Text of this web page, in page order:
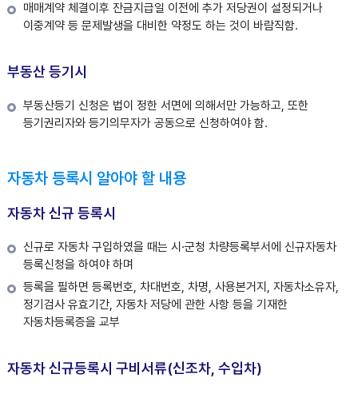
매매계약 체결이후 잔금지급일 이전에 추가 저당권이 설정되거나
이중계약 등 문제발생을 대비한 약정도 하는 것이 바람직함.
부동산 등기시
부동산등기 신청은 법이 정한 서면에 의해서만 가능하고, 또한
등기권리자와 등기의무자가 공동으로 신청하여야 함.
자동차 등록시 알아야 할 내용
자동차 신규 등록시
신규로 자동차 구입하였을 때는 시·군청 차량등록부서에 신규자동차
등록신청을 하여야 하며
등록을 필하면 등록번호, 차대번호, 차명, 사용본거지, 자동차소유자,
정기검사 유효기간, 자동차 저당에 관한 사항 등을 기재한
자동차등록증을 교부
자동차 신규등록시 구비서류(신조차, 수입차)